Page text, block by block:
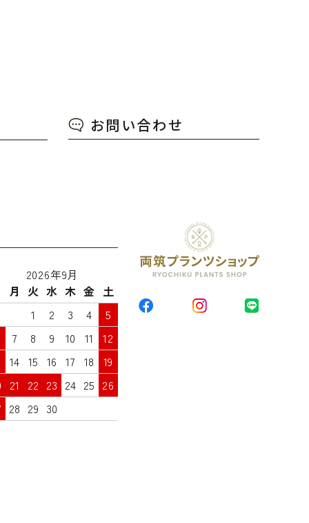
お問い合わせ
2026年9月
月 火 水 木 金 土
1
2 3 4
5
7 8 9 10 11
12
14 15 16 17 18
19
21 22 23 24 25 26
28 29 30